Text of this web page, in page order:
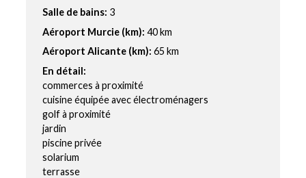
Salle de bains: 3
Aéroport Murcie (km): 40 km
Aéroport Alicante (km): 65 km
En détail:
commerces à proximité
cuisine équipée avec électroménagers
golf à proximité
jardin
piscine privée
solarium
terrasse